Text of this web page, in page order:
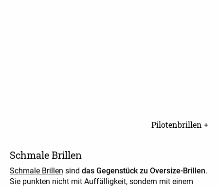
Pilotenbrillen +
Schmale Brillen
Schmale Brillen sind das Gegenstück zu Oversize-Brillen.
Sie punkten nicht mit Auffälligkeit, sondern mit einem